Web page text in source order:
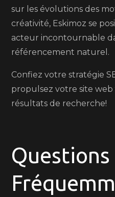
sur les évolutions des
créativité, Eskimoz se
acteur incontournable
référencement naturel.
Confiez votre stratégie
propulsez votre site web
résultats de recherche!
Questions